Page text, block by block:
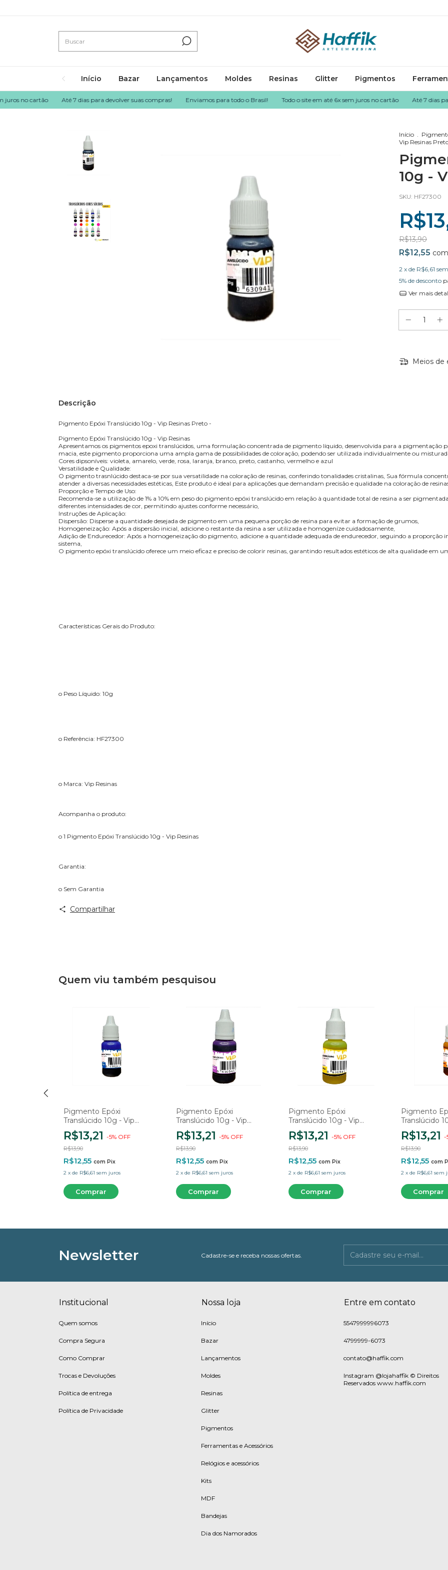
Início Bazar Lançamentos Moldes Resinas Glitter Pigmentos
no cartão Até 7 dias para devolver suas compras! Enviamos para todo o Brasil! Todo o site em até 6x sem juros no cartão Até 7 dias para
Início .
Vip Resinas
10g -
SKU: HF27300
R$13,90
R$12,55 com
2 x de R$6,61
5% de desconto
Ver mais
Meios de
Descrição
Pigmento Epóxi Translúcido 10g - Vip Resinas Preto -
Pigmento Epóxi Translúcido 10g - Vip Resinas
Apresentamos os pigmentos epoxi translúcidos, uma formulação concentrada de pigmento líquido, desenvolvida para a pigmentação
macia, este pigmento proporciona uma ampla gama de possibilidades de coloração, podendo ser utilizada individualmente ou
Cores dipsoníveis: violeta, amarelo, verde, rosa, laranja, branco, preto, castanho, vermelho e azul
Versatilidade e Qualidade:
O pigmento trasnlúcido destaca-se por sua versatilidade na coloração de resinas, conferindo tonalidades cristalinas, Sua fórmula
atender a diversas necessidades estéticas, Este produto é ideal para aplicações que demandam precisão e qualidade na coloração de
Proporção e Tempo de Uso:
Recomenda-se a utilização de 1% a 10% em peso do pigmento epóxi translúcido em relação à quantidade total de resina a ser
diferentes intensidades de cor, permitindo ajustes conforme necessário,
Instruções de Aplicação:
Dispersão: Disperse a quantidade desejada de pigmento em uma pequena porção de resina para evitar a formação de grumos,
Homogeneização: Após a dispersão inicial, adicione o restante da resina a ser utilizada e homogeníze cuidadosamente,
Adição de Endurecedor: Após a homogeneização do pigmento, adicione a quantidade adequada de endurecedor, seguindo a
sistema,
O pigmento epóxi translúcido oferece um meio eficaz e preciso de colorir resinas, garantindo resultados estéticos de alta qualidade em
Características Gerais do Produto:
o Peso Líquido: 10g
o Referência: HF27300
o Marca: Vip Resinas
Acompanha o produto:
o 1 Pigmento Epóxi Translúcido 10g - Vip Resinas
Garantia:
o Sem Garantia
Compartilhar
Quem viu também pesquisou
Pigmento Epóxi
Translúcido 10g - Vip
Resinas Azul
R$13,21 -5% OFF
R$13,90
R$12,55 com Pix
2 x de R$6,61 sem juros
Pigmento Epóxi
Translúcido 10g - Vip
Resinas Violeta
R$13,21 -5% OFF
R$13,90
R$12,55 com Pix
2 x de R$6,61 sem juros
Pigmento Epóxi
Translúcido 10g - Vip
Resinas Amarelo
R$13,21 -5% OFF
R$13,90
R$12,55 com Pix
2 x de R$6,61 sem juros
Pigmento
Translúcido
Resinas
R$13,21 -
R$13,90
R$12,55 com
2 x de R$6,61 sem
Newsletter Cadastre-se e receba nossas ofertas.
Institucional
Quem somos
Compra Segura
Como Comprar
Trocas e Devoluções
Política de entrega
Política de Privacidade
Nossa loja
Início
Bazar
Lançamentos
Moldes
Resinas
Glitter
Pigmentos
Ferramentas e Acessórios
Relógios e acessórios
Kits
MDF
Bandejas
Dia dos Namorados
Entre em contato
5547999996073
4799999-6073
contato@haffik.com
Instagram @lojahaffik © Direitos
Reservados www.haffik.com